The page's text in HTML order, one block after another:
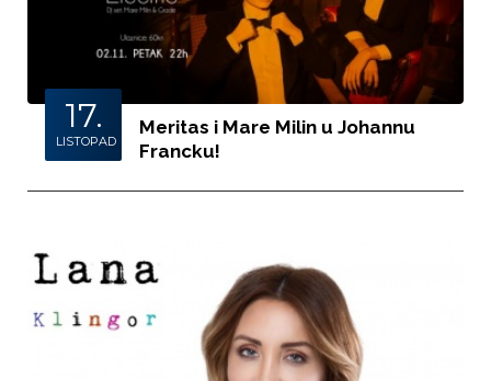
17.
LISTOPAD
Meritas i Mare Milin u Johannu
Francku!